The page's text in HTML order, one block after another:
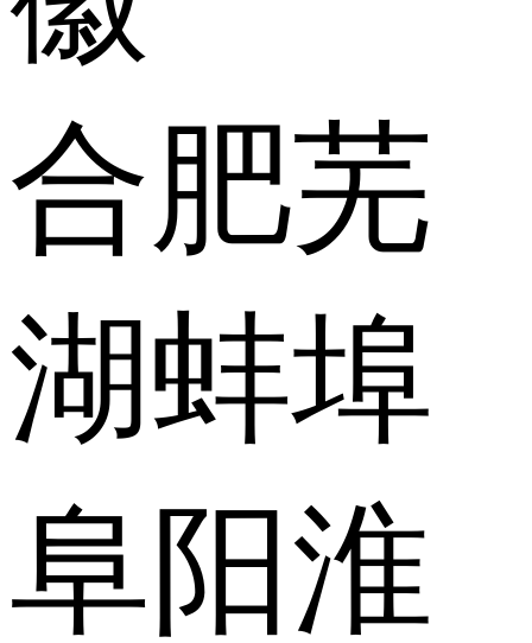
合肥芜
湖蚌埠
阜阳淮